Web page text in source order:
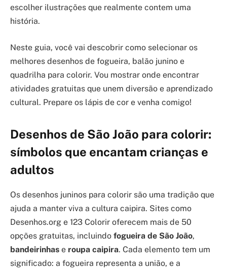
escolher ilustrações que realmente contem uma
história.
Neste guia, você vai descobrir como selecionar os
melhores desenhos de fogueira, balão junino e
quadrilha para colorir. Vou mostrar onde encontrar
atividades gratuitas que unem diversão e aprendizado
cultural. Prepare os lápis de cor e venha comigo!
Desenhos de São João para colorir:
símbolos que encantam crianças e
adultos
Os desenhos juninos para colorir são uma tradição que
ajuda a manter viva a cultura caipira. Sites como
Desenhos.org e 123 Colorir oferecem mais de 50
opções gratuitas, incluindo fogueira de São João,
bandeirinhas e roupa caipira. Cada elemento tem um
significado: a fogueira representa a união, e a